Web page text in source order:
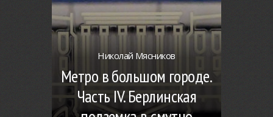
Николай Мясников
Метро в большом городе.
Часть IV. Берлинская